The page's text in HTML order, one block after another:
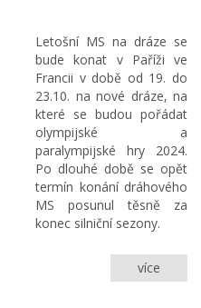
2022
Letošní MS na dráze se
bude konat v Paříži ve
Francii v době od 19. do
23.10. na nové dráze, na
které se budou pořádat
olympijské a
paralympijské hry 2024.
Po dlouhé době se opět
termín konání dráhového
MS posunul těsně za
konec silniční sezony.
více
trénink